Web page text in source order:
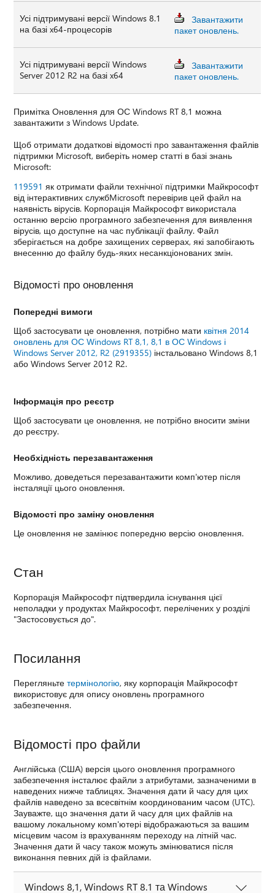
Усі підтримувані версії Windows 8.1
на базі x64-процесорів
Завантажити
пакет оновлень.
Усі підтримувані версії Windows
Server 2012 R2 на базі x64
Завантажити
пакет оновлень.
Примітка Оновлення для ОС Windows RT 8,1 можна
завантажити з Windows Update.
Щоб отримати додаткові відомості про завантаження файлів
підтримки Microsoft, виберіть номер статті в базі знань
Microsoft:
119591 як отримати файли технічної підтримки Майкрософт
від інтерактивних службMicrosoft перевірив цей файл на
наявність вірусів. Корпорація Майкрософт використала
останню версію програмного забезпечення для виявлення
вірусів, що доступне на час публікації файлу. Файл
зберігається на добре захищених серверах, які запобігають
внесенню до файлу будь-яких несанкціонованих змін.
Відомості про оновлення
Попередні вимоги
Щоб застосувати це оновлення, потрібно мати квітня 2014
оновлень для ОС Windows RT 8,1, 8,1 в ОС Windows і
Windows Server 2012, R2 (2919355) інстальовано Windows 8,1
або Windows Server 2012 R2.
Інформація про реєстр
Щоб застосувати це оновлення, не потрібно вносити зміни
до реєстру.
Необхідність перезавантаження
Можливо, доведеться перезавантажити комп'ютер після
інсталяції цього оновлення.
Відомості про заміну оновлення
Це оновлення не замінює попередню версію оновлення.
Стан
Корпорація Майкрософт підтвердила існування цієї
неполадки у продуктах Майкрософт, перелічених у розділі
"Застосовується до".
Посилання
Перегляньтетермінологію, яку корпорація Майкрософт
використовує для опису оновлень програмного
забезпечення.
Відомості про файли
Англійська (США) версія цього оновлення програмного
забезпечення інсталює файли з атрибутами, зазначеними в
наведених нижче таблицях. Значення дати й часу для цих
файлів наведено за всесвітнім координованим часом (UTC).
Зауважте, що значення дати й часу для цих файлів на
вашому локальному комп'ютері відображаються за вашим
місцевим часом із врахуванням переходу на літній час.
Значення дати й часу також можуть змінюватися після
виконання певних дій із файлами.
Windows 8,1, Windows RT 8.1 та Windows